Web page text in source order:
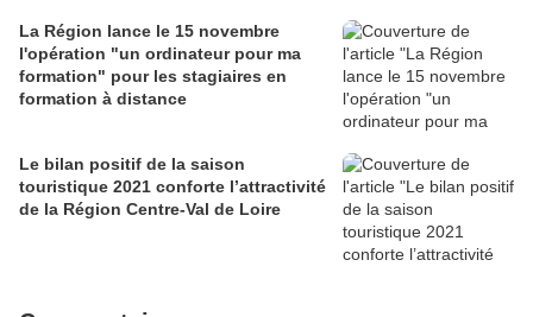
La Région lance le 15 novembre
l'opération "un ordinateur pour ma
formation" pour les stagiaires en
formation à distance
Le bilan positif de la saison
touristique 2021 conforte l’attractivité
de la Région Centre-Val de Loire